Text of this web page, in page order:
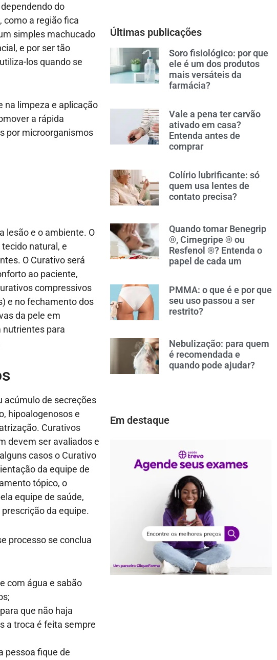
do
como a região fica
simples machucado
e por ser tão
los quando se
na limpeza e aplicação
a rápida
por microorganismos
lesão e o ambiente. O
natural, e
O Curativo será
ao paciente,
compressivos
e no fechamento dos
da pele em
nutrientes para
acúmulo de secreções
hipoalogenosos e
Curativos
devem ser avaliados e
casos o Curativo
da equipe de
tópico, o
equipe de saúde,
da equipe.
processo se conclua
com água e sabão
que não haja
a troca é feita sempre
pessoa fique de
Últimas publicações
Soro fisiológico: por que
ele é um dos produtos
mais versáteis da
farmácia?
Vale a pena ter carvão
ativado em casa?
Entenda antes de
comprar
Colírio lubrificante: só
quem usa lentes de
contato precisa?
Quando tomar Benegrip
®, Cimegripe ® ou
Resfenol ®? Entenda o
papel de cada um
PMMA: o que é e por que
seu uso passou a ser
restrito?
Nebulização: para quem
é recomendada e
quando pode ajudar?
Em destaque